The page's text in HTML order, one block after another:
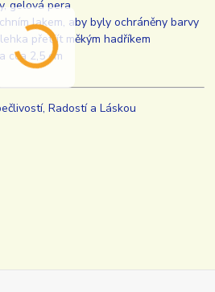
gelová pera
lakem, aby byly ochráněny barvy
přetřít měkým hadříkem
cca 2,5 cm
Radostí a Láskou